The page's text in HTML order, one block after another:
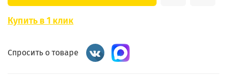
Купить в 1 клик
Спросить о товаре